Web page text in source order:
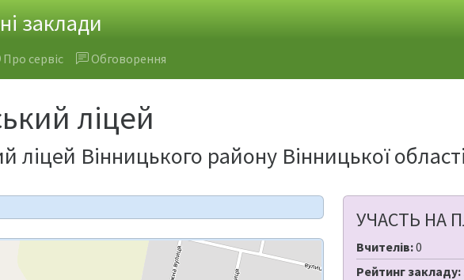
заклади
Про сервіс Обговорення
ліцей
ліцей Вінницького району Вінницької області
УЧАСТЬ НА
Вчителів:0
Рейтинг закладу: